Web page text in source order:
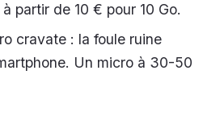
partir de 10 € pour 10 Go.
cravate : la foule ruine
Un micro à 30-50